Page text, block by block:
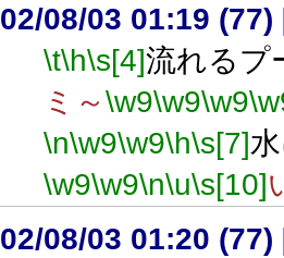
02/08/03 01:19 (77)
\t\h\s[4]流れるプ
ミ～\w9\w9\w9
\n\w9\w9\h\s[7]
\w9\w9\n\u\s[10]
02/08/03 01:20 (77)